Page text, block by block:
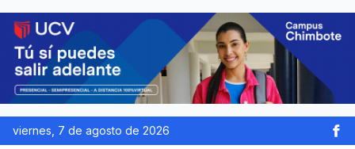
viernes, 7 de agosto de 2026